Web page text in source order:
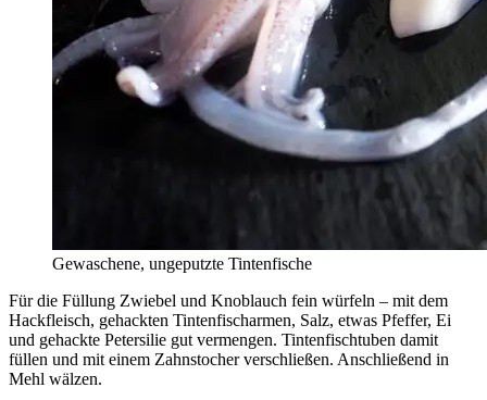
Gewaschene, ungeputzte Tintenfische
Für die Füllung Zwiebel und Knoblauch fein würfeln – mit dem
Hackfleisch, gehackten Tintenfischarmen, Salz, etwas Pfeffer, Ei
und gehackte Petersilie gut vermengen. Tintenfischtuben damit
füllen und mit einem Zahnstocher verschließen. Anschließend in
Mehl wälzen.